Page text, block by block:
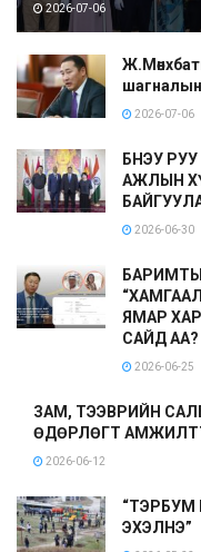
2026-07-06
шагналын
2026-07-06
БНЭУ
АЖЛЫН
2026-06-30
ЯМАР
САЙД АА?
2026-06-25
ЗАМ, ТЭЭВРИЙН
ӨДӨРЛӨГТ
2026-06-12
ЭХЭЛНЭ”